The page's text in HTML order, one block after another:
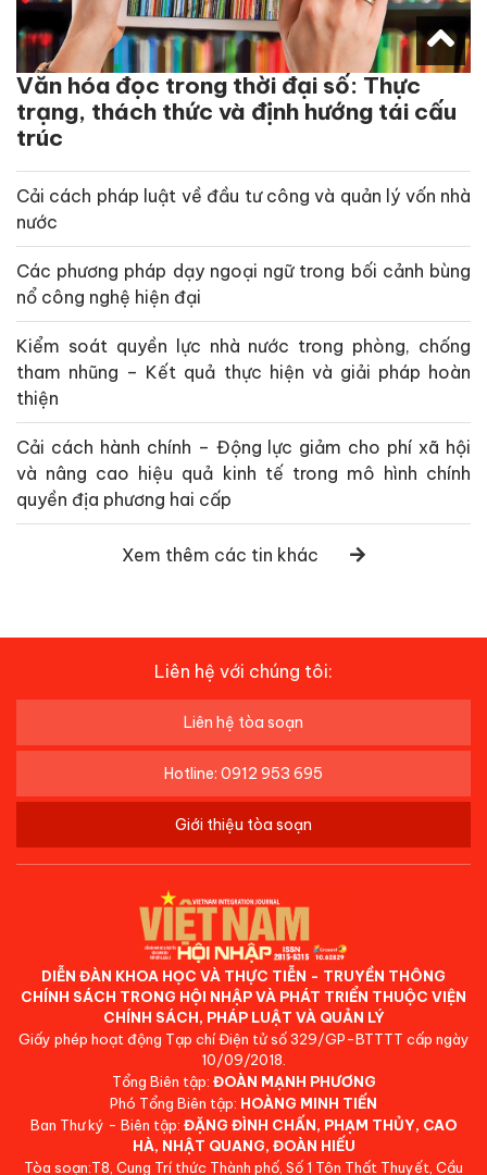
Văn hóa đọc trong thời đại số: Thực
trạng, thách thức và định hướng tái cấu
trúc
Cải cách pháp luật về đầu tư công và quản lý vốn nhà
nước
Các phương pháp dạy ngoại ngữ trong bối cảnh bùng
nổ công nghệ hiện đại
Kiểm soát quyền lực nhà nước trong phòng, chống
tham nhũng – Kết quả thực hiện và giải pháp hoàn
thiện
Cải cách hành chính – Động lực giảm cho phí xã hội
và nâng cao hiệu quả kinh tế trong mô hình chính
quyền địa phương hai cấp
Xem thêm các tin khác
Liên hệ với chúng tôi:
Liên hệ tòa soạn
Hotline: 0912 953 695
Giới thiệu tòa soạn
DIỄN ĐÀN KHOA HỌC VÀ THỰC TIỄN - TRUYỀN THÔNG
CHÍNH SÁCH TRONG HỘI NHẬP VÀ PHÁT TRIỂN THUỘC VIỆN
CHÍNH SÁCH, PHÁP LUẬT VÀ QUẢN LÝ
Giấy phép hoạt động Tạp chí Điện tử số 329/GP-BTTTT cấp ngày
10/09/2018.
Tổng Biên tập: ĐOÀN MẠNH PHƯƠNG
Phó Tổng Biên tập: HOÀNG MINH TIẾN
Ban Thư ký - Biên tập: ĐẶNG ĐÌNH CHẤN, PHẠM THỦY, CAO
HÀ, NHẬT QUANG, ĐOÀN HIẾU
Tòa soạn:T8, Cung Trí thức Thành phố, Số 1 Tôn Thất Thuyết, Cầu